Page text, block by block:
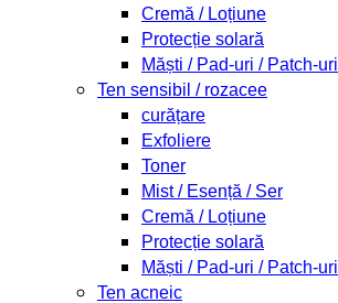
Cremă / Loțiune
Protecție solară
Măști / Pad-uri / Patch-uri
Ten sensibil / rozacee
curățare
Exfoliere
Toner
Mist / Esență / Ser
Cremă / Loțiune
Protecție solară
Măști / Pad-uri / Patch-uri
Ten acneic